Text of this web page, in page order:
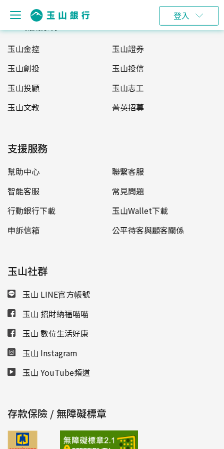
登入
玉山服務網
玉山金控
玉山證券
玉山創投
玉山投信
玉山投顧
玉山志工
玉山文教
菁英招募
支援服務
幫助中心
聯繫客服
智能客服
常見問題
行動銀行下載
玉山Wallet下載
申訴信箱
公平待客與顧客關係
玉山社群
玉山 LINE官方帳號
玉山 招財納福喵喵
玉山 數位生活好康
玉山 Instagram
玉山 YouTube頻道
存款保險 / 無障礙標章